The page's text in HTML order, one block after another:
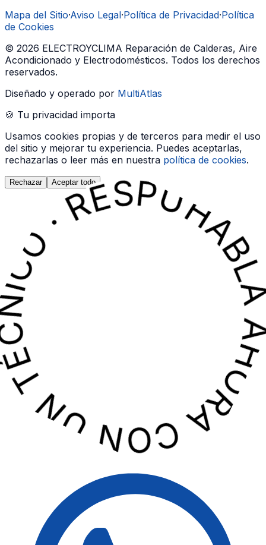
Mapa del Sitio·Aviso Legal·Política de Privacidad·Política
de Cookies
© 2026 ELECTROYCLIMA Reparación de Calderas, Aire
Acondicionado y Electrodomésticos. Todos los derechos
reservados.
Diseñado y operado por MultiAtlas
🍪 Tu privacidad importa
Usamos cookies propias y de terceros para medir el uso
del sitio y mejorar tu experiencia. Puedes aceptarlas,
rechazarlas o leer más en nuestra política de cookies.
Rechazar Aceptar todoINMEDIATA · HABLA
INMEDIATA · HABLA